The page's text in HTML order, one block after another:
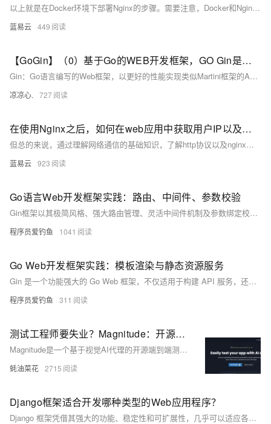
以上就是在Docker环境下部署Nginx的步骤。需要注意，Docker和Nginix都有很多高级用法和细节需要掌握，以上只是一个基础入门级别的教程。如果你想要更深入地学习和使用它们，请参考官方文档或者其他专业书籍。
蓝易云 449
【GoGin】（0）基于Go的WEB开发框架，GO Gin是什么？怎么启动？本文给你答案
Gin：Go语言编写的Web框架，以更好的性能实现类似Martini框架的APInet/http、Beego：开源的高性能Go语言Web框架、Iris：最快的Go语言Web框架，完备的MVC支持。
凉凉心. 727
在使用Nginx之后，如何在web应用中获取用户IP以及相关原理
但总的来说，通过理解网络通信的基础知识，了解http协议以及nginx的工作方式，我们已经能在大多数情况下准确地获取用户的真实IP地址了，在调试问题或者记录日志时会起到很大的帮助。
蓝易云 923
Go语言Web开发框架实践：路由、中间件、参数校验
Gin框架以其极简风格、强大路由管理、灵活中间件机制及参数绑定校验系统著称。本文详解其核心功能：1) 路由管理，支持分组与路径参数；2) 中间件机制，实现全局与局部控制；3) 参数绑定，涵盖多种来源；4) 结构体绑定与字段校验，确保数据合法性；5) 自定义校验器扩展功能；6) 统一错误处理提升用户体验。Gin以清晰模块化、流程可控及自动化校验等优势，成为开发者的优选工具。
程序员爱钓鱼 1041
Go Web开发框架实践：模板渲染与静态资源服务
Gin 是一个功能强大的 Go Web 框架，不仅适用于构建 API 服务，还支持 HTML 模板渲染和静态资源托管。它可以帮助开发者快速搭建中小型网站，并提供灵活的模板语法、自定义函数、静态文件映射等功能，同时兼容 Go 的 html/template 引擎，具备高效且安全的页面渲染能力。
程序员爱钓鱼 311
测试工程师要失业？Magnitude：开源AI Agent驱动的端到端测试框架，让Web测试更智能，自动完善测试用例！
Magnitude是一个基于视觉AI代理的开源端到端测试框架，通过自然语言构建测试用例，结合推理代理和视觉代理实现智能化的Web应用测试，支持本地运行和CI/CD集成。
蚝油菜花 2715
Django框架适合开发哪种类型的Web应用程序？
Django 框架凭借其强大的功能、稳定性和可扩展性，几乎可以适应各种类型的 Web 应用程序开发需求。无论是简单的网站还是复杂的企业级系统，Django 都能提供可靠的支持，帮助开发者快速构建高质量的应用。同时，其活跃的社区和丰富的资源也为开发者在项目实施过程中提供了有力的保障。